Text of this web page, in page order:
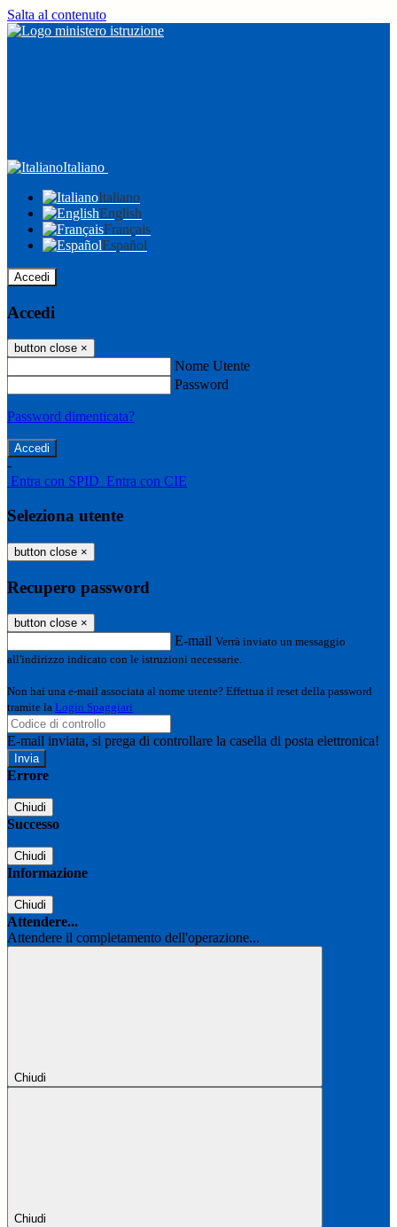
Salta al contenuto
Italiano
Italiano
English
Français
Español
Accedi
Accedi
button close ×
Nome Utente
Password
Password dimenticata?
-
Entra con SPID Entra con CIE
Seleziona utente
button close ×
Recupero password
button close ×
E-mail Verrà inviato un messaggio
all'indirizzo indicato con le istruzioni necessarie.
Non hai una e-mail associata al nome utente? Effettua il reset della password
tramite la Login Spaggiari
E-mail inviata, si prega di controllare la casella di posta elettronica!
Errore
Chiudi
Successo
Chiudi
Informazione
Chiudi
Attendere...
Attendere il completamento dell'operazione...
Chiudi
Chiudi